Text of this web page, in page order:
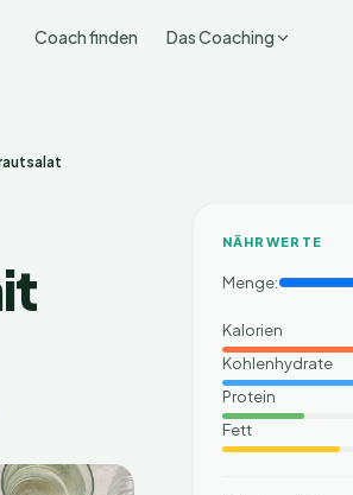
Coach finden Das Coaching
NÄHRWERTE
Menge:
Kalorien
Kohlenhydrate
Protein
Fett